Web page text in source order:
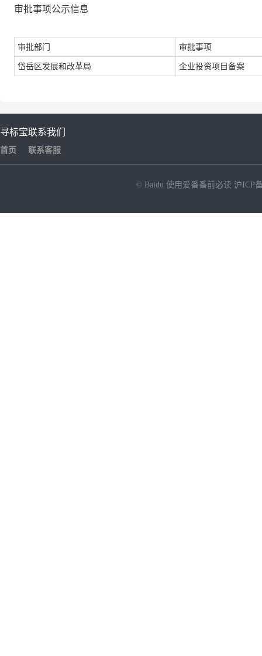
审批事项公示信息
审批部门 审批事项
岱岳区发展和改革局 企业投资项目备案
寻标宝
首页
联系我们
联系客服
© Baidu 使用爱番番前必读 沪ICP